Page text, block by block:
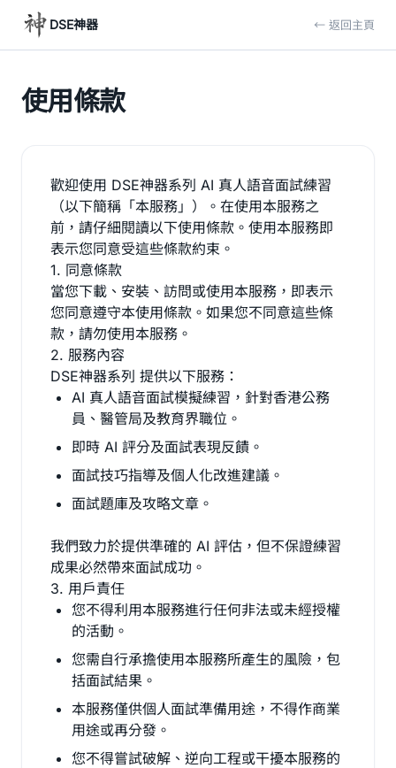
DSE神器 ← 返回主頁
使用條款
歡迎使用 DSE神器系列 AI 真人語音面試練習
（以下簡稱「本服務」）。在使用本服務之
前，請仔細閱讀以下使用條款。使用本服務即
表示您同意受這些條款約束。
1. 同意條款
當您下載、安裝、訪問或使用本服務，即表示
您同意遵守本使用條款。如果您不同意這些條
款，請勿使用本服務。
2. 服務內容
DSE神器系列 提供以下服務：
AI 真人語音面試模擬練習，針對香港公務
員、醫管局及教育界職位。
即時 AI 評分及面試表現反饋。
面試技巧指導及個人化改進建議。
面試題庫及攻略文章。
我們致力於提供準確的 AI 評估，但不保證練習
成果必然帶來面試成功。
3. 用戶責任
您不得利用本服務進行任何非法或未經授權
的活動。
您需自行承擔使用本服務所產生的風險，包
括面試結果。
本服務僅供個人面試準備用途，不得作商業
用途或再分發。
您不得嘗試破解、逆向工程或干擾本服務的